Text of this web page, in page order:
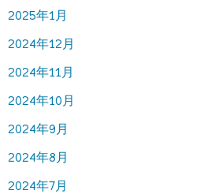
2025年1月
2024年12月
2024年11月
2024年10月
2024年9月
2024年8月
2024年7月